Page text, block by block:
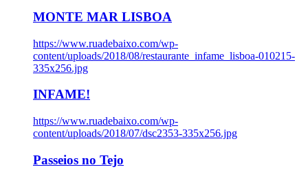
MONTE MAR LISBOA
https://www.ruadebaixo.com/wp-
content/uploads/2018/08/restaurante_infame_lisboa-010215-
335x256.jpg
INFAME!
https://www.ruadebaixo.com/wp-
content/uploads/2018/07/dsc2353-335x256.jpg
Passeios no Tejo